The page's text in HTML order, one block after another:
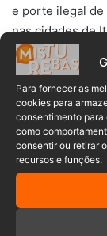
Para fornecer as
cookies para
consentimento para
como
consentir ou retirar
recursos e funções.
e porte ilegal de
nas cidades de
Palhoça.